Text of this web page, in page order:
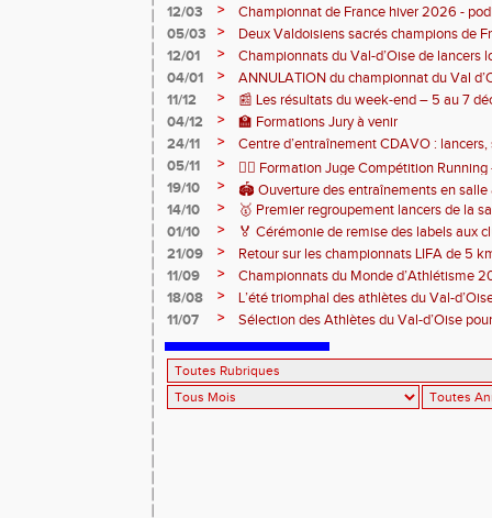
12/03
>
Championnat de France hiver 2026 -
05/03
>
Deux Valdoisiens sacrés champions de
Bourges 🥇
12/01 >
Championnats du Val-d’Oise de lancers
au stade des Maradas
04/01 >
ANNULATION du championnat du Val
11/12
>
📰 Les résultats du week-end – 5 au 7
04/12
>
🏫 Formations Jury à venir
24/11
>
Centre d’entraînement CDAVO : lancers,
05/11
>
🏃‍♂️ Formation Juge Compétition
19/10
>
🏟️ Ouverture des entraînements en
14/10
>
🥇 Premier regroupement lancers de la
01/10
>
🏅 Cérémonie de remise des labels aux
21/09
>
Retour sur les championnats LIFA de 5
11/09
>
Championnats du Monde d’Athlétisme
18/08
>
L’été triomphal des athlètes du Val-
11/07
>
Sélection des Athlètes du Val-d’Oise